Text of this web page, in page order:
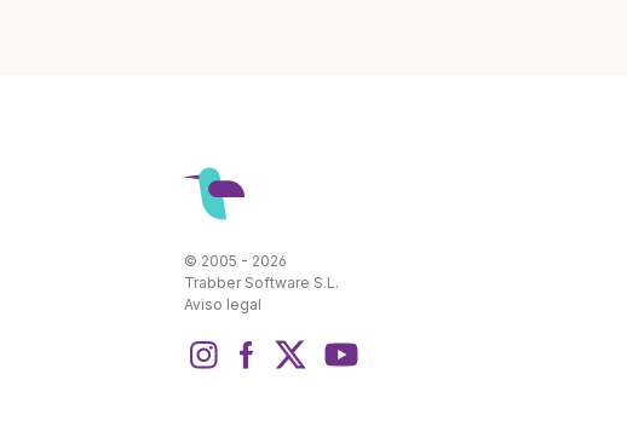
© 2005 - 2026
Trabber Software S.L.
Aviso legal